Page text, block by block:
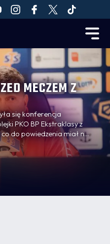
MECZEM Z
się konferencja
PKO BP Ekstraklasy z
do powiedzenia miał na
Garcia.